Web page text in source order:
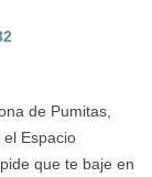
de Pumitas,
Espacio
que te baje en